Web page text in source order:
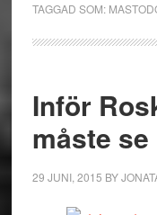
TAGGAD SOM:
Inför
måste se
29 JUNI, 2015 BY